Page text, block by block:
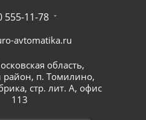
555-11-78
avtomatika.ru
область,
п. Томилино,
стр. лит. А, офис
113